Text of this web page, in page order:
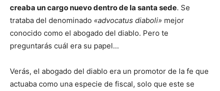
creaba un cargo nuevo dentro de la santa sede. Se
trataba del denominado «advocatus diaboli» mejor
conocido como el abogado del diablo. Pero te
preguntarás cuál era su papel…
Verás, el abogado del diablo era un promotor de la fe que
actuaba como una especie de fiscal, solo que este se